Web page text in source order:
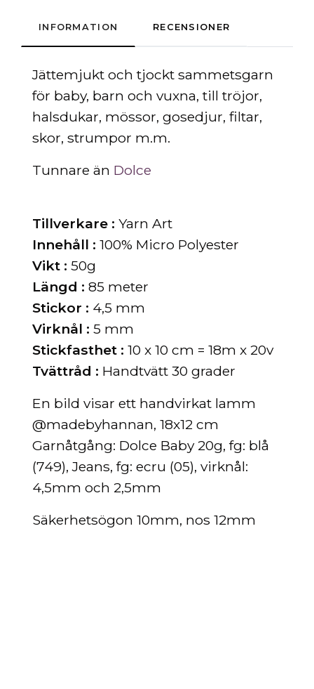
INFORMATION RECENSIONER
Jättemjukt och tjockt sammetsgarn
för baby, barn och vuxna, till tröjor,
halsdukar, mössor, gosedjur, filtar,
skor, strumpor m.m.
Tunnare än Dolce
Tillverkare : Yarn Art
Innehåll : 100% Micro Polyester
Vikt : 50g
Längd : 85 meter
Stickor : 4,5 mm
Virknål : 5 mm
Stickfasthet : 10 x 10 cm = 18m x 20v
Tvättråd : Handtvätt 30 grader
En bild visar ett handvirkat lamm
@madebyhannan, 18x12 cm
Garnåtgång: Dolce Baby 20g, fg: blå
(749), Jeans, fg: ecru (05), virknål:
4,5mm och 2,5mm
Säkerhetsögon 10mm, nos 12mm